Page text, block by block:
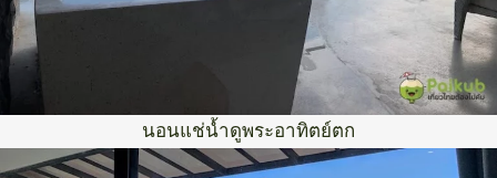
นอนแช่น้ำดูพระอาทิตย์ตก